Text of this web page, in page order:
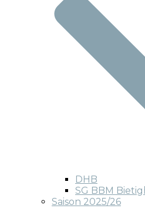
DHB
SG BBM
Saison 2025/26